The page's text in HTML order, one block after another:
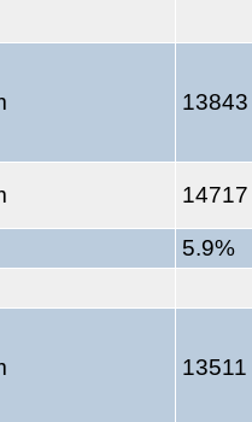
5.9%
13511